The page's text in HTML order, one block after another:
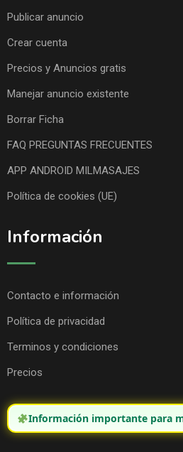
Publicar anuncio
Crear cuenta
Precios y Anuncios gratis
Manejar anuncio existente
Borrar Ficha
FAQ PREGUNTAS FRECUENTES
APP ANDROID MILMASAJES
Política de cookies (UE)
Información
Contacto e información
Política de privacidad
Terminos y condiciones
Precios
Información importante para